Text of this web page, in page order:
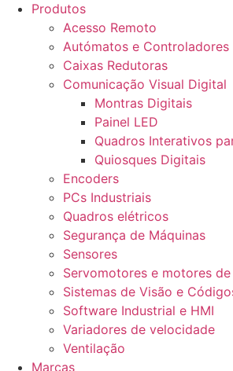
Produtos
Acesso Remoto
Autómatos e Controladores
Caixas Redutoras
Comunicação Visual Digital
Montras Digitais
Painel LED
Quadros Interativos
Quiosques Digitais
Encoders
PCs Industriais
Quadros elétricos
Segurança de Máquinas
Sensores
Servomotores e motores de
Sistemas de Visão e
Software Industrial e HMI
Variadores de velocidade
Ventilação
Marcas